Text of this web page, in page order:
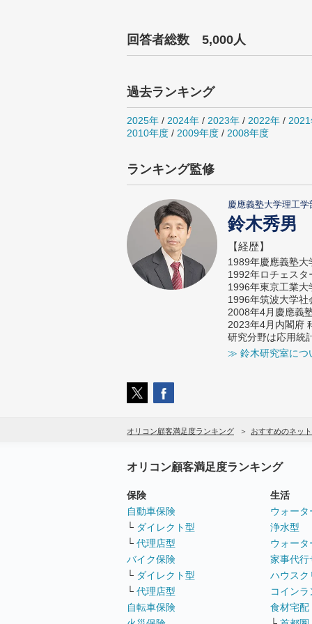
回答者総数 5,000人
過去ランキング
2025年 / 2024年 / 2023年 / 2022年 /
2010年度 / 2009年度 / 2008年度
ランキング監修
慶應義塾大学理工
鈴木秀男
【経歴】
1989年慶應義塾
1992年ロチェス
1996年東京工業
1996年筑波大学
2008年4月慶應義
2023年4月内閣府
研究分野は応用統
≫ 鈴木研究室につ
オリコン顧客満足度ランキング おすすめのネッ
オリコン顧客満足度ランキング
保険
自動車保険
└ ダイレクト型
└ 代理店型
バイク保険
└ ダイレクト型
└ 代理店型
自転車保険
生活
ウォー
浄水型
ウォー
家事代行
ハウスク
コイン
食材宅配